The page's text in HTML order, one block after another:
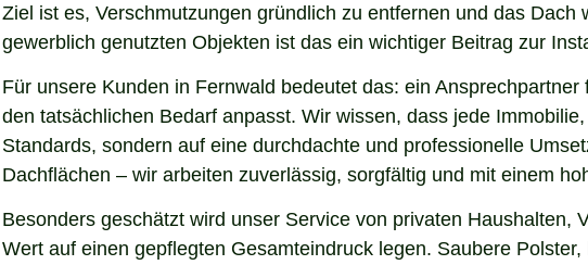
Ziel ist es, Verschmutzungen gründlich zu entfernen und das
gewerblich genutzten Objekten ist das ein wichtiger Beitrag zur
Für unsere Kunden in Fernwald bedeutet das: ein
den tatsächlichen Bedarf anpasst. Wir wissen, dass jede
Standards, sondern auf eine durchdachte und professionelle
Dachflächen – wir arbeiten zuverlässig, sorgfältig und mit einem
Besonders geschätzt wird unser Service von privaten
Wert auf einen gepflegten Gesamteindruck legen. Saubere